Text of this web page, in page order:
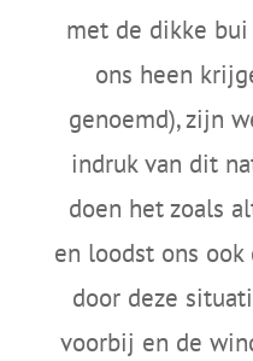
met de dikke
ons heen
genoemd), zijn
indruk van dit
doen het zoals
en loodst ons
door deze
voorbij en de